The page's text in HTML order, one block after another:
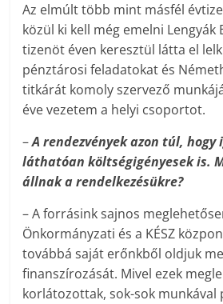
Az elmúlt több mint másfél
közül ki kell még emelni Lengyák
tizenöt éven keresztül látta el
pénztárosi feladatokat és
titkárát komoly szervező
éve vezetem a helyi csoportot.
–A rendezvények azon túl, hogy
láthatóan költségigényesek is.
állnak a rendelkezésükre?
– A forrásink sajnos
Önkormányzati és a KÉSZ
továbbá saját erőnkből oldjuk
finanszírozását. Mivel ezek
korlátozottak, sok-sok munkával